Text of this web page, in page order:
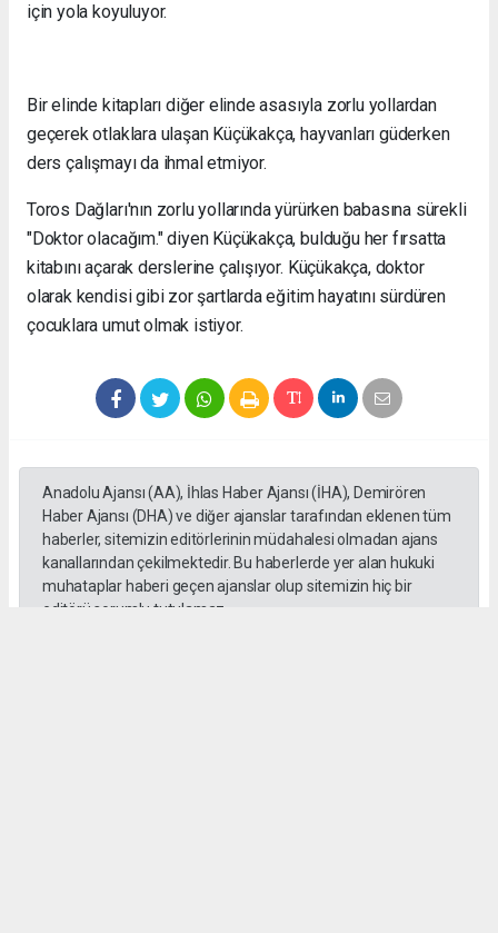
için yola koyuluyor.
Bir elinde kitapları diğer elinde asasıyla zorlu yollardan
geçerek otlaklara ulaşan Küçükakça, hayvanları güderken
ders çalışmayı da ihmal etmiyor.
Toros Dağları'nın zorlu yollarında yürürken babasına sürekli
"Doktor olacağım." diyen Küçükakça, bulduğu her fırsatta
kitabını açarak derslerine çalışıyor. Küçükakça, doktor
olarak kendisi gibi zor şartlarda eğitim hayatını sürdüren
çocuklara umut olmak istiyor.
Anadolu Ajansı (AA), İhlas Haber Ajansı (İHA), Demirören
Haber Ajansı (DHA) ve diğer ajanslar tarafından eklenen tüm
haberler, sitemizin editörlerinin müdahalesi olmadan ajans
kanallarından çekilmektedir. Bu haberlerde yer alan hukuki
muhataplar haberi geçen ajanslar olup sitemizin hiç bir
editörü sorumlu tutulamaz...